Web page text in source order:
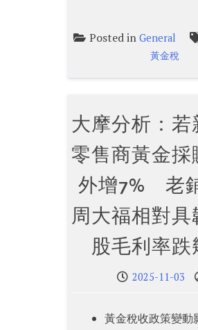
Posted inGeneral
黃金稅
大摩分析：若
零售商黃金採
外增7% 老
周大福相對具
股毛利率跌
2025-11-03
黃金稅收政策變動